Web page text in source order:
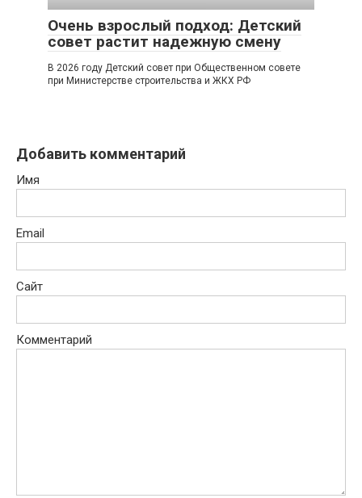
Очень взрослый подход: Детский
совет растит надежную смену
В 2026 году Детский совет при Общественном совете
при Министерстве строительства и ЖКХ РФ
Добавить комментарий
Имя
Email
Сайт
Комментарий